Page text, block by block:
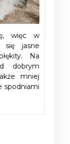
więc w
się jasne
Na
dobrym
mniej
spodniami